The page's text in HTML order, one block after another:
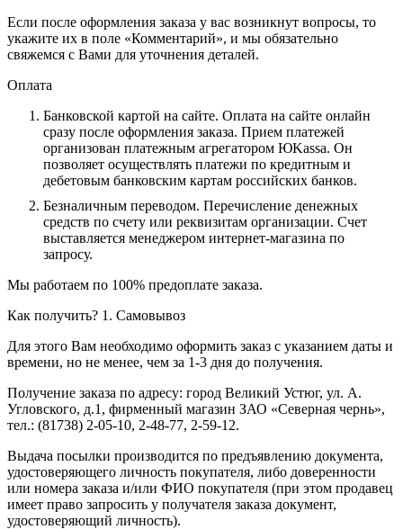
Если после оформления заказа у вас возникнут вопросы, то
укажите их в поле «Комментарий», и мы обязательно
свяжемся с Вами для уточнения деталей.
Оплата
Банковской картой на сайте. Оплата на сайте онлайн
сразу после оформления заказа. Прием платежей
организован платежным агрегатором ЮKassa. Он
позволяет осуществлять платежи по кредитным и
дебетовым банковским картам российских банков.
Безналичным переводом. Перечисление денежных
средств по счету или реквизитам организации. Счет
выставляется менеджером интернет-магазина по
запросу.
Мы работаем по 100% предоплате заказа.
Как получить? 1. Самовывоз
Для этого Вам необходимо оформить заказ с указанием даты и
времени, но не менее, чем за 1-3 дня до получения.
Получение заказа по адресу: город Великий Устюг, ул. А.
Угловского, д.1, фирменный магазин ЗАО «Северная чернь»,
тел.: (81738) 2-05-10, 2-48-77, 2-59-12.
Выдача посылки производится по предъявлению документа,
удостоверяющего личность покупателя, либо доверенности
или номера заказа и/или ФИО покупателя (при этом продавец
имеет право запросить у получателя заказа документ,
удостоверяющий личность).